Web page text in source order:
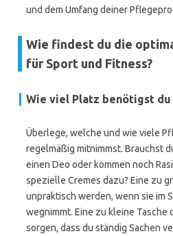
und dem Umfang deiner
Wie findest du die
für Sport und Fitness?
Wie viel Platz benötigst du
Überlege, welche und wie viele
regelmäßig mitnimmst. Brauchst
einen Deo oder kommen noch
spezielle Cremes dazu? Eine zu
unpraktisch werden, wenn sie im
wegnimmt. Eine zu kleine Tasche
sorgen, dass du ständig Sachen